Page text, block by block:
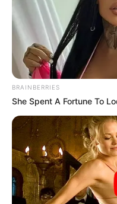
inmitten eines
Heide besitzt mit
w.schloss-
Schlossruine
Schlosses lässt
des Fürstentums
Informationen
Köthen - Mit dem
besonders
Historismus
Zerstörungen im
BRAINBERRIES
She Spent A Fortune To